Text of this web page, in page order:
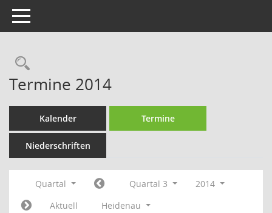
Toggle navigation
Rechercheauswahl
Termine 2014
Kalender Termine
Niederschriften
Quartal Quartal 3
2014
Aktuell
Heidenau